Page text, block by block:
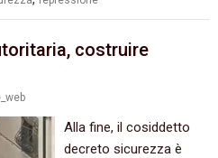
costruire
Alla fine, il cosiddetto
decreto sicurezza è